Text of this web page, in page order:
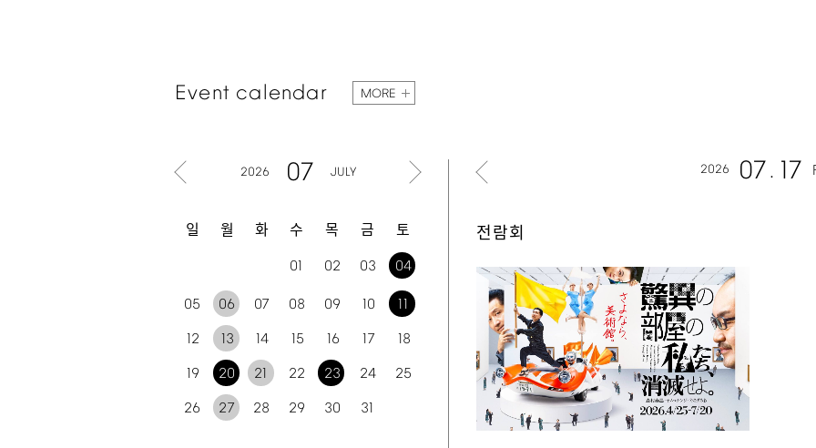
Event calendar MORE
2026 07 JULY
일 월 화 수 목 금 토
01 02 03 04
05 06 07 08 09 10 11
12 13 14 15 16 17 18
19 20 21 22 23 24 25
26 27 28 29 30 31
2026 07 17
전람회